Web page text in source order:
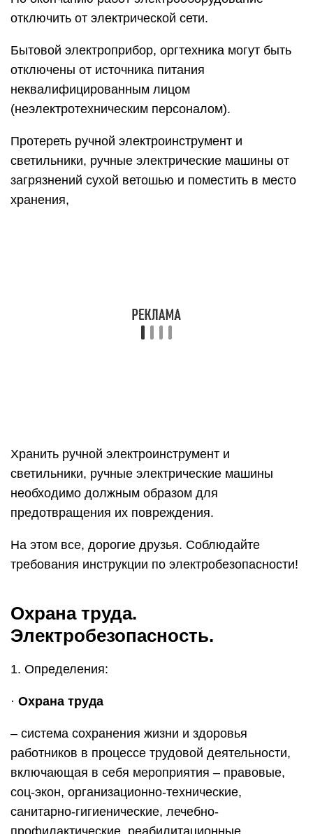
На этом все, дорогие друзья. Соблюдайте
требования инструкции по электробезопасности!
1. Определения:
·Охрана труда
– система сохранения жизни и здоровья
включающая в себя мероприятия – правовые,
соц-экон, организационно-технические,
профилактические, реабилитационные.